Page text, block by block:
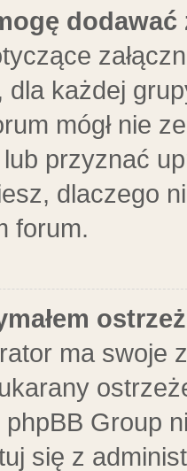
dodawać
dla każdej
mógł nie
przyznać
dlaczego
forum.
ma swoje
Group
się z